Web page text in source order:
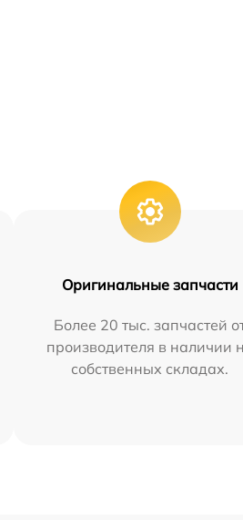
Оригинальные запчасти
Более 20 тыс. запчастей
производителя в наличии
собственных складах.